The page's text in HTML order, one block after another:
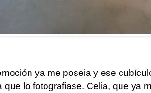
ya me poseia y ese
que lo fotografiase. Celia, que ya